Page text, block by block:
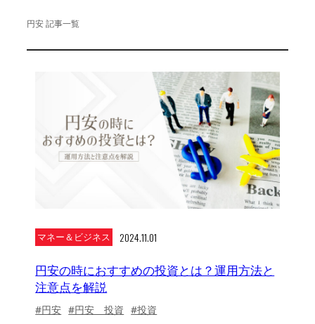
円安 記事一覧
マネー＆ビジネス 2024.11.01
円安の時におすすめの投資とは？運用方法と
注意点を解説
#円安 #円安 投資 #投資